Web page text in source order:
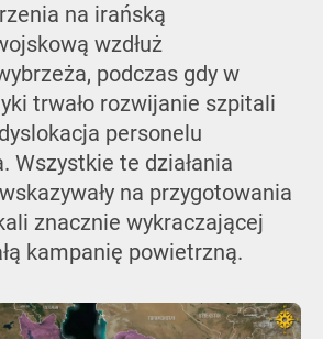
na irańską
wzdłuż
podczas gdy w
trwało rozwijanie szpitali
personelu
Wszystkie te działania
na przygotowania
znacznie wykraczającej
kampanię powietrzną.